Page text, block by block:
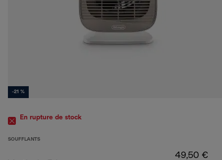
-21 %
En rupture de stock
SOUFFLANTS
49,50 €